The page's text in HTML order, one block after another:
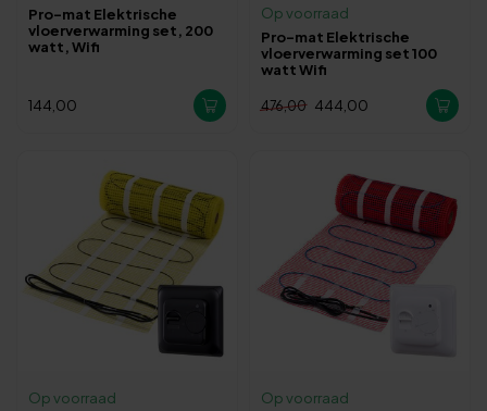
Pro-mat Elektrische
vloerverwarming set, 200
watt, Wifi
144,00
Op voorraad
Pro-mat Elektrische
vloerverwarming set 100
watt Wifi
476,00 444,00
Op voorraad Op voorraad